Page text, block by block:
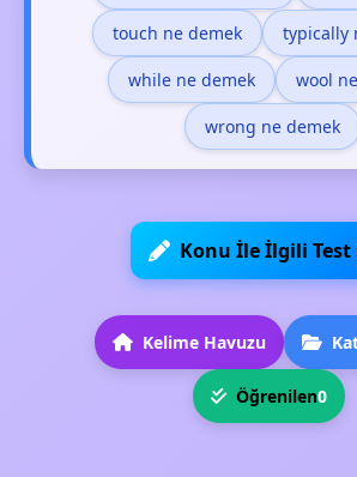
touch ne demek typically
while ne demek wool
wrong ne demek
Konu İle İlgili Test
Kelime Havuzu
Öğrenilen0